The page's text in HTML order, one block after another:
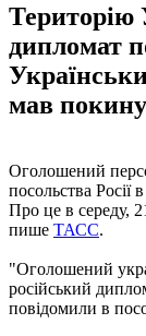
Територію
дипломат
мав
Оголошений
посольства Росії
Про це в середу,
пише ТАСС.
"Оголошений
російський
повідомили в